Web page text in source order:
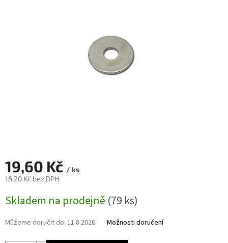
19,60 Kč / ks
16,20 Kč bez DPH
cena:
Skladem na prodejně (79 ks)
Můžeme doručit do: 11.8.2026 Možnosti doručení